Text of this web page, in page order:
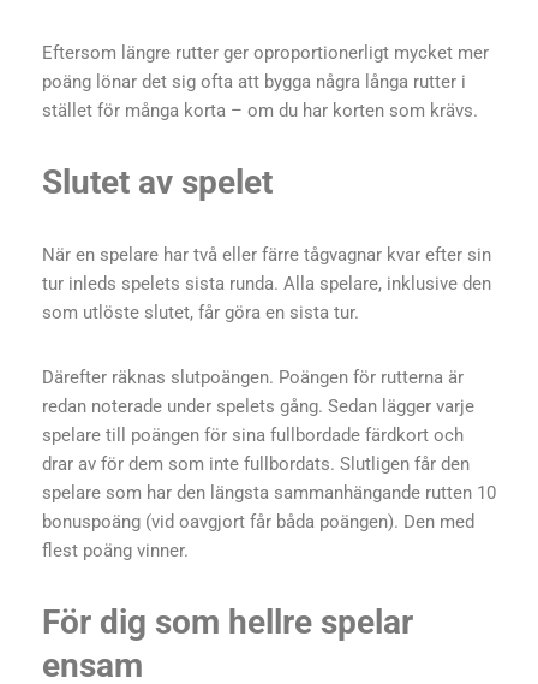
Eftersom längre rutter ger oproportionerligt mycket mer
poäng lönar det sig ofta att bygga några långa rutter i
stället för många korta – om du har korten som krävs.
Slutet av spelet
När en spelare har två eller färre tågvagnar kvar efter sin
tur inleds spelets sista runda. Alla spelare, inklusive den
som utlöste slutet, får göra en sista tur.
Därefter räknas slutpoängen. Poängen för rutterna är
redan noterade under spelets gång. Sedan lägger varje
spelare till poängen för sina fullbordade färdkort och
drar av för dem som inte fullbordats. Slutligen får den
spelare som har den längsta sammanhängande rutten 10
bonuspoäng (vid oavgjort får båda poängen). Den med
flest poäng vinner.
För dig som hellre spelar
ensam